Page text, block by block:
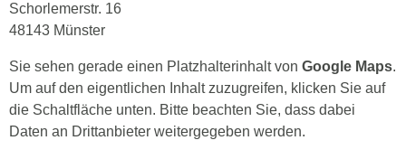
Schorlemerstr. 16
48143 Münster
Sie sehen gerade einen Platzhalterinhalt von Google Maps.
Um auf den eigentlichen Inhalt zuzugreifen, klicken Sie auf
die Schaltfläche unten. Bitte beachten Sie, dass dabei
Daten an Drittanbieter weitergegeben werden.